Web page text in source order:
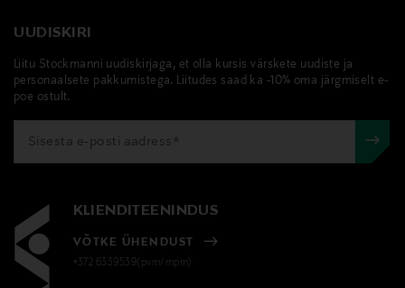
pudel, teraspudel
UUDISKIRI
Liitu Stockmanni uudiskirjaga, et olla kursis värskete uudiste ja
personaalsete pakkumistega. Liitudes saad ka -10% oma järgmiselt e-
poe ostult.
KLIENDITEENINDUS
VÕTKE ÜHENDUST
+372 6339539(pvm/mpm)